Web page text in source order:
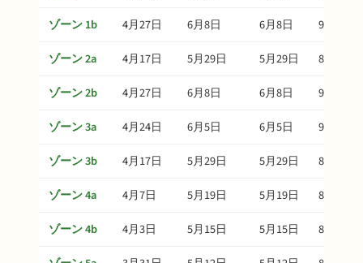
ゾーン 1b
4月27日 6月8日 6月8日
9月6日
ゾーン 2a
4月17日 5月29日 5月29日
8月27日
ゾーン 2b
4月27日 6月8日 6月8日
9月6日
ゾーン 3a
4月24日 6月5日 6月5日
9月3日
ゾーン 3b
4月17日 5月29日 5月29日
8月27日
ゾーン 4a
4月7日 5月19日 5月19日
8月17日
ゾーン 4b
4月3日 5月15日 5月15日
8月13日